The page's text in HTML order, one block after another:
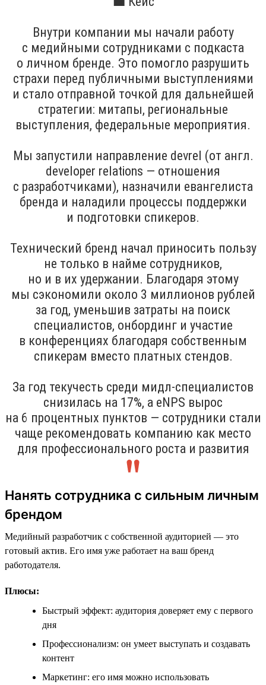
Внутри компании мы начали работу
с медийными сотрудниками с подкаста
о личном бренде. Это помогло разрушить
страхи перед публичными выступлениями
и стало отправной точкой для дальнейшей
стратегии: митапы, региональные
выступления, федеральные мероприятия.
Мы запустили направление devrel (от англ.
developer relations — отношения
с разработчиками), назначили евангелиста
бренда и наладили процессы поддержки
и подготовки спикеров.
Технический бренд начал приносить пользу
не только в найме сотрудников,
но и в их удержании. Благодаря этому
мы сэкономили около 3 миллионов рублей
за год, уменьшив затраты на поиск
специалистов, онбординг и участие
в конференциях благодаря собственным
спикерам вместо платных стендов.
За год текучесть среди мидл-специалистов
снизилась на 17%, а eNPS вырос
на 6 процентных пунктов — сотрудники стали
чаще рекомендовать компанию как место
для профессионального роста и развития
Нанять сотрудника с сильным личным
брендом
Медийный разработчик с собственной аудиторией — это
готовый актив. Его имя уже работает на ваш бренд
работодателя.
Плюсы:
Быстрый эффект: аудитория доверяет ему с первого
дня
Профессионализм: он умеет выступать и создавать
контент
Маркетинг: его имя можно использовать